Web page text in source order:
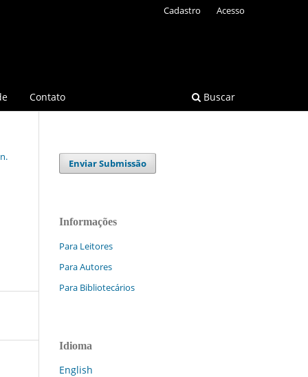
Contato Buscar
Cadastro Acesso
Enviar Submissão
Informações
Para Leitores
Para Autores
Para Bibliotecários
Idioma
English